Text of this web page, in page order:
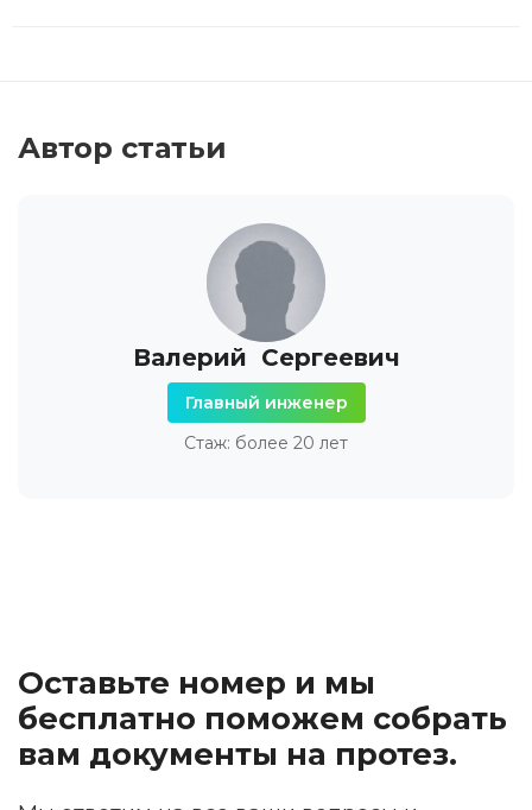
Автор статьи
Валерий Сергеевич
Главный инженер
Стаж: более 20 лет
Оставьте номер и мы
бесплатно поможем собрать
вам документы на протез.